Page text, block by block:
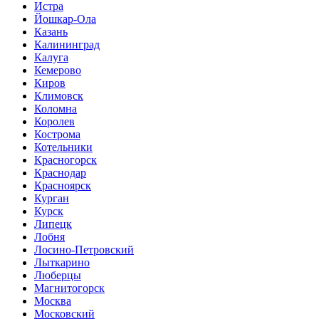
Истра
Йошкар-Ола
Казань
Калининград
Калуга
Кемерово
Киров
Климовск
Коломна
Королев
Кострома
Котельники
Красногорск
Краснодар
Красноярск
Курган
Курск
Липецк
Лобня
Лосино-Петровский
Лыткарино
Люберцы
Магнитогорск
Москва
Московский